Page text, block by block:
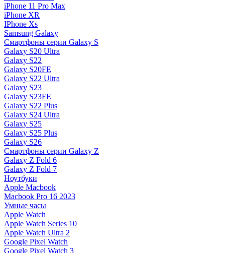
iPhone 11 Pro Max
iPhone XR
IPhone Xs
Samsung Galaxy
Смартфоны серии Galaxy S
Galaxy S20 Ultra
Galaxy S22
Galaxy S20FE
Galaxy S22 Ultra
Galaxy S23
Galaxy S23FE
Galaxy S22 Plus
Galaxy S24 Ultra
Galaxy S25
Galaxy S25 Plus
Galaxy S26
Смартфоны серии Galaxy Z
Galaxy Z Fold 6
Galaxy Z Fold 7
Ноутбуки
Apple Macbook
Macbook Pro 16 2023
Умные часы
Apple Watch
Apple Watch Series 10
Apple Watch Ultra 2
Google Pixel Watch
Google Pixel Watch 3